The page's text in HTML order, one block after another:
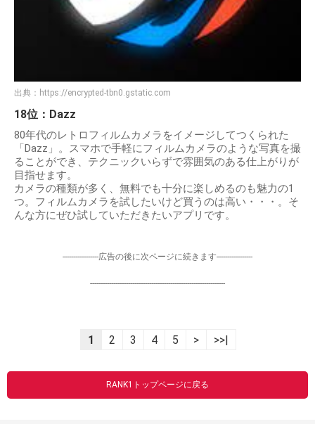
出典： https://encrypted-tbn0.gstatic.com
18位：Dazz
80年代のレトロフィルムカメラをイメージしてつくられた
「Dazz」。スマホで手軽にフィルムカメラのような写真を撮
ることができ、テクニックいらずで雰囲気のある仕上がりが
目指せます。
カメラの種類が多く、無料でも十分に楽しめるのも魅力の1
つ。フィルムカメラを試したいけど買うのは高い・・・。そ
んな方にぜひ試していただきたいアプリです。
-----------------広告の後に次ページに続きます-----------------
----------------------------------------------------------------
1 2 3 4 5 > >>|
RANK1トップページに戻る